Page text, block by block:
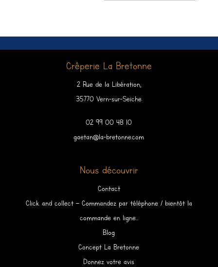
Crêperie La Bretonne
2 Rue de la Libération,
35770 Vern-sur-Seiche
02 99 00 48 10
gaetan@la-bretonne.com
Nous découvrir
Contact
Click and collect – Commandez par téléphone / bientôt la
commande en ligne…
Blog
Concept La Bretonne
Donnez votre avis